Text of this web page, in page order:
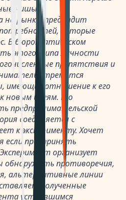
нишы
на рынке, предвидит
которые
В бюрократическом
этого типа личности
препятствия и
стремится
имеющие отношение к его
новым идеям. Его
предпринимательской
соединяется с
к эксперименту. Хочет
если предпринять
организует
обнаружить противоречия,
альтернативные линии
полученные
устоявшимся